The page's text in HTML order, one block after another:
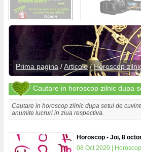
Prima pagina /Articole/Horoscop
Cautare in horoscop zilnic dupa
Cautare in horoscop zilnic dupa setul de
anumite lucruri in ziua respectiva.
Horoscop - Joi, 8
08 Oct 2020 |